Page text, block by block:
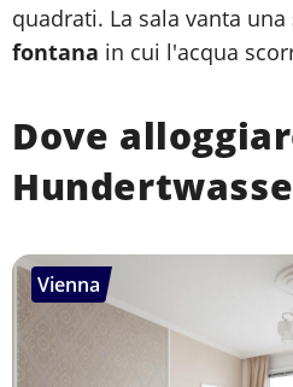
quadrati. La sala vanta una
fontana in cui l'acqua
Dove
Vienna